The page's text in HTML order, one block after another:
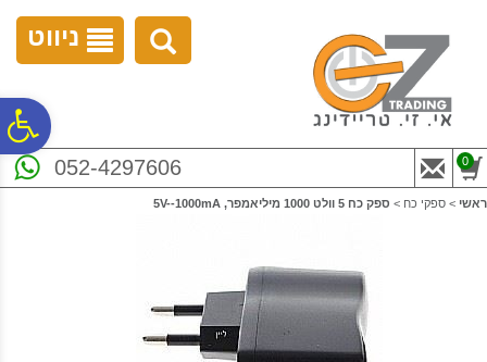
נגישות
ניווט
052-4297606 0
ראשי > ספקי כח > ספק כח 5 וולט 1000 מיליאמפר, 5V--1000mA